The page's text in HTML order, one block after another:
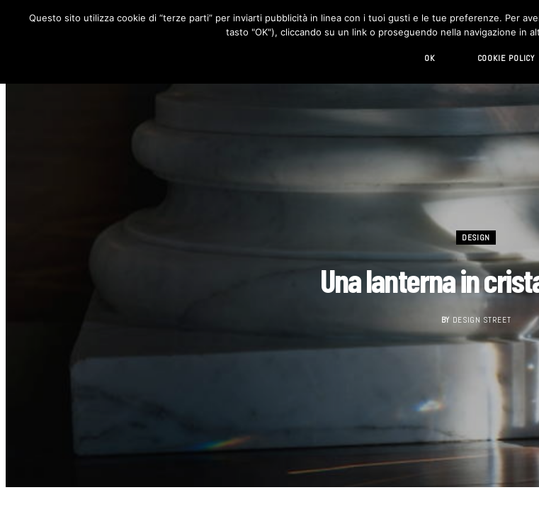
RUBRICHE DESIGN LIVING HI-TECH
DESIGN
Una lanterna in
BY DESIGN STREET
Questo sito utilizza cookie di “terze parti” per inviarti pubblicità in linea con i tuoi gusti e le tue preferenze. Per
tasto "OK"), cliccando su un link o proseguendo nella navigazione in
OK COOKIE POLICY